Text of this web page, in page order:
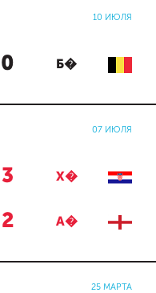
10 ИЮЛЯ
0 Б�
07 ИЮЛЯ
3 Х�
2 А�
25 МАРТА